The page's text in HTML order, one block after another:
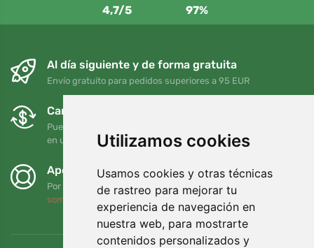
Utilizamos cookies
Usamos cookies y otras técnicas
de rastreo para mejorar tu
experiencia de navegación en
nuestra web, para mostrarte
contenidos personalizados y
4,7/5 97%
Al día siguiente y de forma gratuita
Envío gratuito para pedidos superiores a 95 EUR
Cambios y devoluciones gratuitos
Puede devolver o cambiar su pedido en cualquier momento
en un plazo de 90 días
Apoyamos a Trees.org
Por cada pedido plantamos un árbol. Leer más
somos